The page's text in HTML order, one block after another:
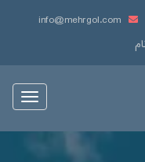
info@mehrgol.com
Toggle